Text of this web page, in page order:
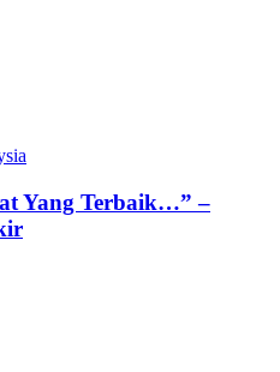
Yang Terbaik…” –